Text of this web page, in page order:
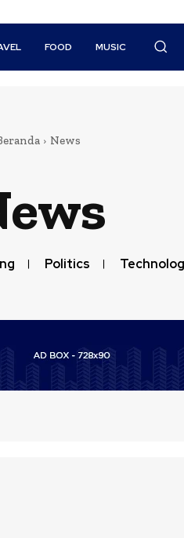
FOOD MUSIC
News
Politics